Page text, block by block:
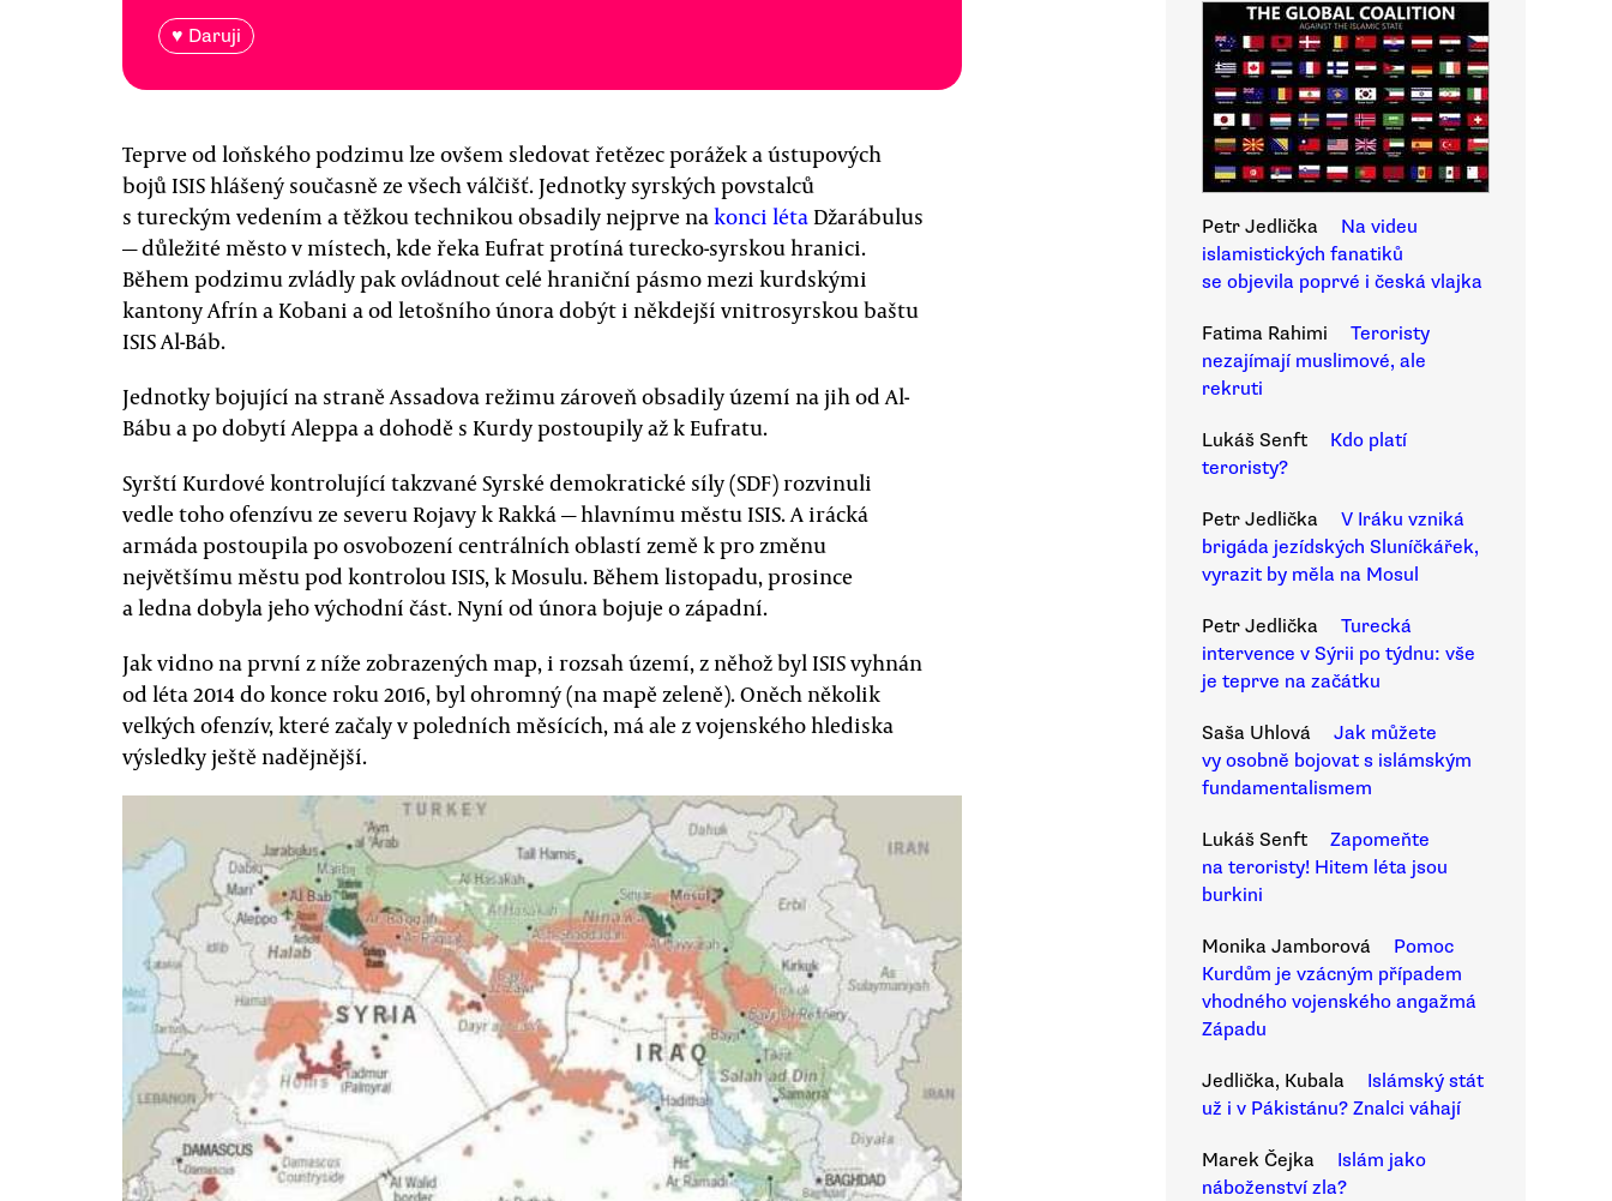
♥ Daruji
Teprve od loňského podzimu lze ovšem sledovat řetězec porážek a ústupových
bojů ISIS hlášený současně ze všech válčišť. Jednotky syrských povstalců
s tureckým vedením a těžkou technikou obsadily nejprve nakonci létaDžarábulus
— důležité město v místech, kde řeka Eufrat protíná turecko-syrskou hranici.
Během podzimu zvládly pak ovládnout celé hraniční pásmo mezi kurdskými
kantony Afrín a Kobani a od letošního února dobýt i někdejší vnitrosyrskou baštu
ISIS Al-Báb.
Jednotky bojující na straně Assadova režimu zároveň obsadily území na jih od Al-
Bábu a po dobytí Aleppa a dohodě s Kurdy postoupily až k Eufratu.
Syrští Kurdové kontrolující takzvané Syrské demokratické síly (SDF) rozvinuli
vedle toho ofenzívu ze severu Rojavy k Rakká — hlavnímu městu ISIS. A irácká
armáda postoupila po osvobození centrálních oblastí země k pro změnu
největšímu městu pod kontrolou ISIS, k Mosulu. Během listopadu, prosince
a ledna dobyla jeho východní část. Nyní od února bojuje o západní.
Jak vidno na první z níže zobrazených map, i rozsah území, z něhož byl ISIS vyhnán
od léta 2014 do konce roku 2016, byl ohromný (na mapě zeleně). Oněch několik
velkých ofenzív, které začaly v poledních měsících, má ale z vojenského hlediska
výsledky ještě nadějnější.
Petr Jedlička
Na videu
islamistických fanatiků
se objevila poprvé i česká vlajka
Fatima Rahimi
Teroristy
nezajímají muslimové, ale
rekruti
Lukáš Senft
Kdo platí
teroristy?
Petr Jedlička
V Iráku vzniká
brigáda jezídských Sluníčkářek,
vyrazit by měla na Mosul
Petr Jedlička
Turecká
intervence v Sýrii po týdnu: vše
je teprve na začátku
Saša Uhlová
Jak můžete
vy osobně bojovat s islámským
fundamentalismem
Lukáš Senft
Zapomeňte
na teroristy! Hitem léta jsou
burkini
Monika Jamborová
Pomoc
Kurdům je vzácným případem
vhodného vojenského angažmá
Západu
Jedlička, Kubala
Islámský stát
už i v Pákistánu? Znalci váhají
Marek Čejka
Islám jako
náboženství zla?